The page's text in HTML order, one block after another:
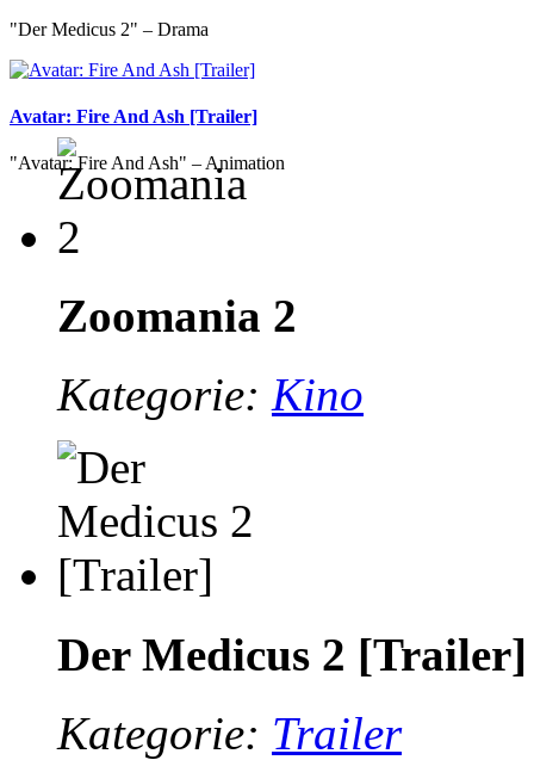
"Der Medicus 2" – Drama
Avatar: Fire And Ash [Trailer]
"Avatar: Fire And Ash" – Animation
Zoomania 2
Kategorie: Kino
Der Medicus 2 [Trailer]
Kategorie: Trailer